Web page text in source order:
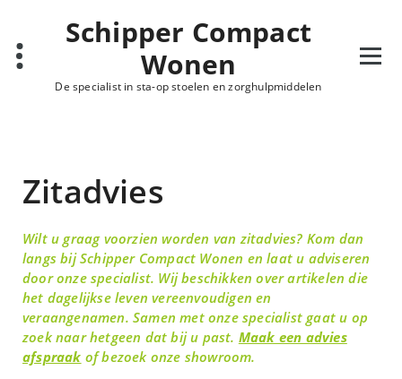
Schipper Compact
Wonen
De specialist in sta-op stoelen en zorghulpmiddelen
Zitadvies
Wilt u graag voorzien worden van zitadvies? Kom dan
langs bij Schipper Compact Wonen en laat u adviseren
door onze specialist. Wij beschikken over artikelen die
het dagelijkse leven vereenvoudigen en
veraangenamen. Samen met onze specialist gaat u op
zoek naar hetgeen dat bij u past. Maak een advies
afspraak of bezoek onze showroom.